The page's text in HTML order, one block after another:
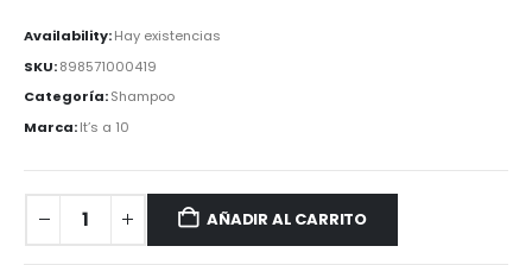
Availability:Hay existencias
SKU:898571000419
Categoría:Shampoo
Marca:It’s a 10
AÑADIR AL CARRITO